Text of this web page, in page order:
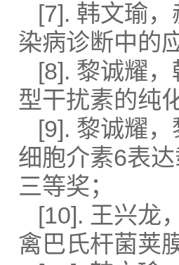
[7]. 韩文瑜
染病诊断中的
[8]. 黎诚耀
型干扰素的纯
[9]. 黎诚耀
细胞介素6表
三等奖；
[10]. 王兴龙
禽巴氏杆菌荚